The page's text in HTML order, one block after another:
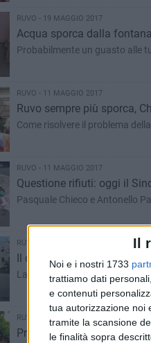
Il
Noi e i nostri 1733
trattiamo dati
e contenuti
tua autorizzazione noi
tramite la scansione
le finalità sopra
RUVO - 19 MAGGIO 2017
Acqua sporca dalla
Probabilmente un guasto alle
RUVO - 11 MAGGIO 2017
Ruvo sempre più sporca,
Come risolvere il problema
RUVO - 11 MAGGIO 2017
Questione rifiuti: oggi il
Pasquale Chieco e Antonello
RUVO - 10 MAGGIO 2017
Il centro storico definito
La parola ai cittadini: «Stanno
RUVO - 2 MAGGIO 2017
Primo Maggio a Ruvo di